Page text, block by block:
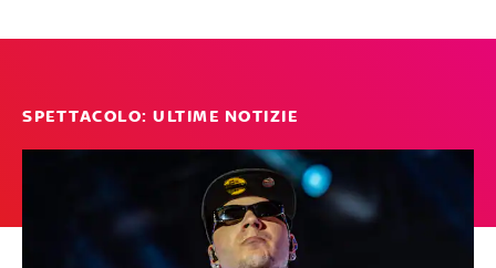
SPETTACOLO: ULTIME NOTIZIE